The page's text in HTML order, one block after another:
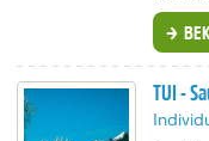
TUI -